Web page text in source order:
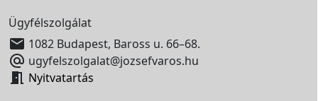
Ügyfélszolgálat
 1082 Budapest, Baross u. 66–68.
 ugyfelszolgalat@jozsefvaros.hu
 Nyitvatartás